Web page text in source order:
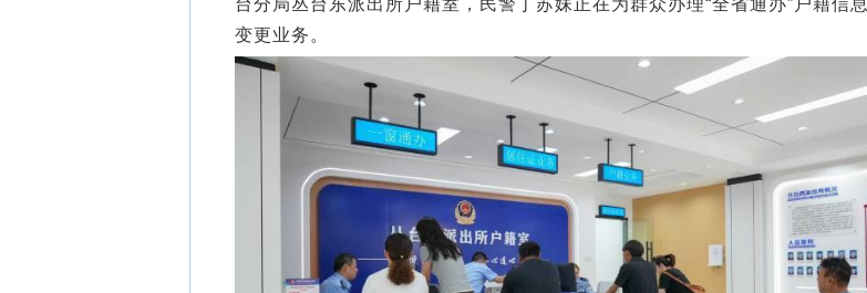
台分局丛台东派出所户籍室，民警丁苏妹正在为群众办理“全省通办”户籍信息
变更业务。